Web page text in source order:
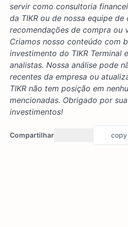
servir como consultoria
da TIKR ou de nossa equipe
recomendações de compra ou
Criamos nosso conteúdo com
investimento do TIKR Terminal
analistas. Nossa análise pode
recentes da empresa ou
TIKR não tem posição em
mencionadas. Obrigado por
investimentos!
Compartilhar copy